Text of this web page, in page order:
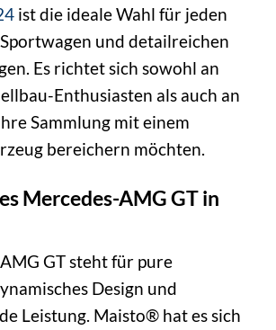
ist die ideale Wahl für jeden
und detailreichen
Es richtet sich sowohl an
Enthusiasten als auch an
Sammlung mit einem
bereichern möchten.
Mercedes-AMG GT in
GT steht für pure
Design und
Leistung. Maisto® hat es sich